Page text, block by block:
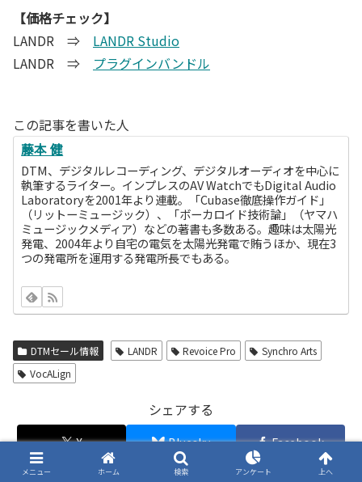
【価格チェック】
LANDR ⇒ LANDR Studio
LANDR ⇒ プラグインバンドル
この記事を書いた人
藤本 健
DTM、デジタルレコーディング、デジタルオーディオを中心に
執筆するライター。インプレスのAV WatchでもDigital Audio
Laboratoryを2001年より連載。「Cubase徹底操作ガイド」
（リットーミュージック）、「ボーカロイド技術論」（ヤマハ
ミュージックメディア）などの著書も多数ある。趣味は太陽光
発電、2004年より自宅の電気を太陽光発電で賄うほか、現在3
つの発電所を運用する発電所長でもある。
DTMセール情報 LANDR Revoice Pro
Synchro Arts
VocALign
シェアする
X Bluesky Facebook
LINE LinkedIn
メニュー ホーム 検索 アンケート 上へ